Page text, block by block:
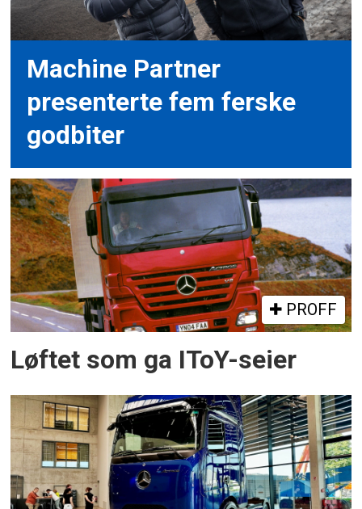
Machine Partner
presenterte fem ferske
godbiter
PROFF
Løftet som ga IToY-seier